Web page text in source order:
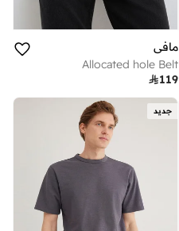
مافي
Allocated hole Belt
119
جديد